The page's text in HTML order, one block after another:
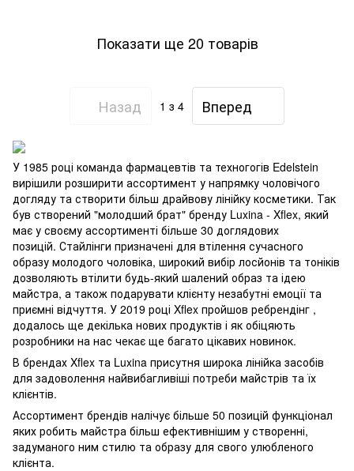
Показати ще 20 товарів
Назад 1 з 4 Вперед
У 1985 році команда фармацевтів та техногогів Edelstein
вирішили розширити ассортимент у напрямку чоловічого
догляду та створити більш драйвову лінійку косметики. Так
був створений "молодший брат" бренду Luxina - Xflex, який
має у своєму ассортименті більше 30 доглядових
позицій. Стайлінги призначені для втілення сучасного
образу молодого чоловіка, широкий вибір лосйонів та тоніків
дозволяють втілити будь-який шалений образ та ідею
майстра, а також подарувати клієнту незабутні емоції та
приємні відчуття. У 2019 році Xflex пройшов ребрендінг ,
додалось ще декілька нових продуктів і як обіцяють
розробники на нас чекає ще багато цікавих новинок.
В брендах Xflex та Luxina присутня широка лінійка засобів
для задоволення найвибагливіші потреби майстрів та їх
клієнтів.
Ассортимент брендів налічує більше 50 позицій функціонал
яких робить майстра більш ефективнішим у створенні,
задуманого ним стилю та образу для свого улюбленого
клієнта.